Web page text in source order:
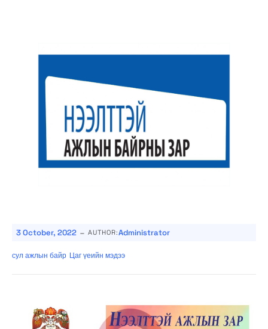
3 October, 2022 - AUTHOR:Administrator
сул ажлын байр Цаг үеийн мэдээ